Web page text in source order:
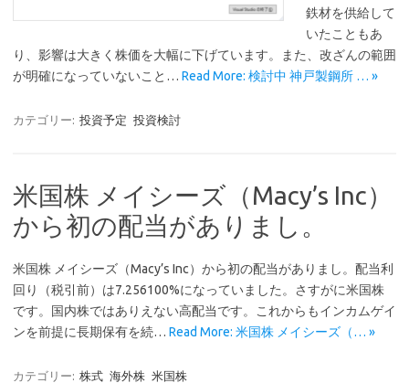
鉄材を供給して
いたこともあ
り、影響は大きく株価を大幅に下げています。また、改ざんの範囲
が明確になっていないこと… Read More: 検討中 神戸製鋼所 … »
カテゴリー: 投資予定 投資検討
米国株 メイシーズ（Macy’s Inc）
から初の配当がありまし。
米国株 メイシーズ（Macy’s Inc）から初の配当がありまし。配当利
回り（税引前）は7.256100%になっていました。さすがに米国株
です。国内株ではありえない高配当です。これからもインカムゲイ
ンを前提に長期保有を続… Read More: 米国株 メイシーズ（… »
カテゴリー: 株式 海外株 米国株